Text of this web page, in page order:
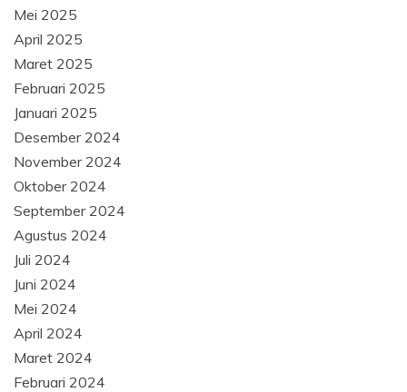
Mei 2025
April 2025
Maret 2025
Februari 2025
Januari 2025
Desember 2024
November 2024
Oktober 2024
September 2024
Agustus 2024
Juli 2024
Juni 2024
Mei 2024
April 2024
Maret 2024
Februari 2024